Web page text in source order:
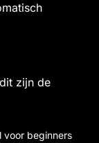
zijn de
voor beginners